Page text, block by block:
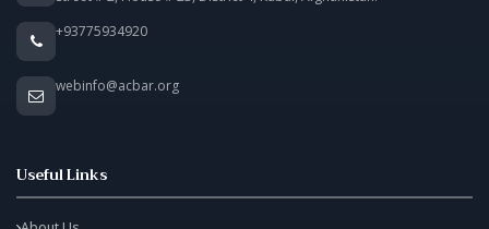
+93775934920
webinfo@acbar.org
Useful Links